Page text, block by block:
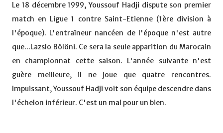
Le 18 décembre 1999, Youssouf Hadji dispute son premier
match en Ligue 1 contre Saint-Etienne (1ère division à
l'époque). L'entraîneur nancéen de l'époque n'est autre
que...Lazslo Bölöni. Ce sera la seule apparition du Marocain
en championnat cette saison. L'année suivante n'est
guère meilleure, il ne joue que quatre rencontres.
Impuissant, Youssouf Hadji voit son équipe descendre dans
l'échelon inférieur. C'est un mal pour un bien.